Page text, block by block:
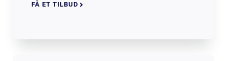
FÅ ET TILBUD